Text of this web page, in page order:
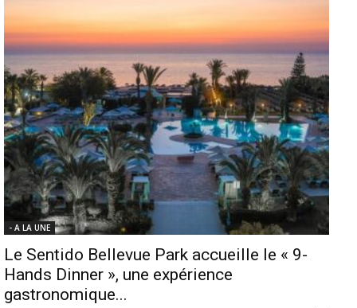
- A LA UNE
Le Sentido Bellevue Park accueille le « 9-
Hands Dinner », une expérience
gastronomique...